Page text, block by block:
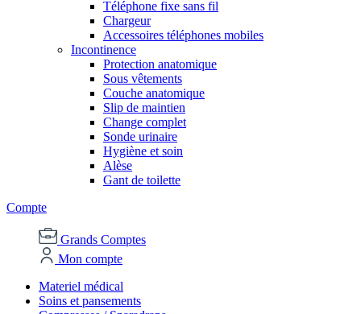
Téléphone fixe sans fil
Chargeur
Accessoires téléphones mobiles
Incontinence
Protection anatomique
Sous vêtements
Couche anatomique
Slip de maintien
Change complet
Sonde urinaire
Hygiène et soin
Alèse
Gant de toilette
Compte
Grands Comptes
Mon compte
Materiel médical
Soins et pansements